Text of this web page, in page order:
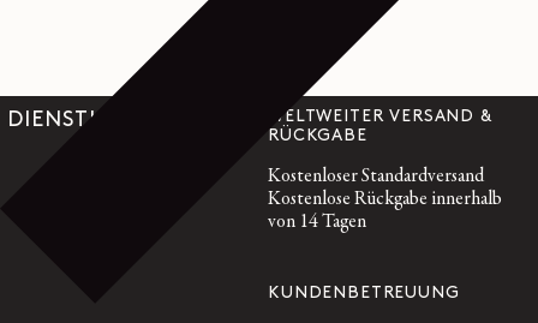
DIENSTLEISTUNGEN
WELTWEITER VERSAND &
RÜCKGABE
Kostenloser Standardversand
Kostenlose Rückgabe innerhalb
von 14 Tagen
KUNDENBETREUUNG